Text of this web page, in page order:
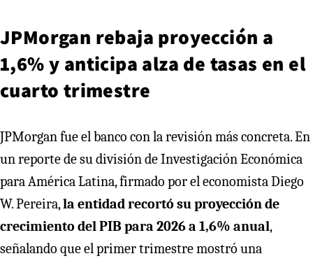
JPMorgan rebaja proyección a
1,6% y anticipa alza de tasas en el
cuarto trimestre
JPMorgan fue el banco con la revisión más concreta. En
un reporte de su división de Investigación Económica
para América Latina, firmado por el economista Diego
W. Pereira,la entidad recortó su proyección de
crecimiento del PIB para 2026 a 1,6% anual,
señalando que el primer trimestre mostró una